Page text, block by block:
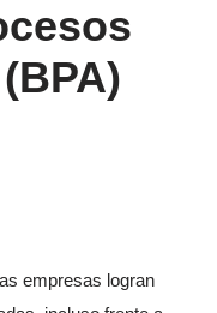
empresas logran